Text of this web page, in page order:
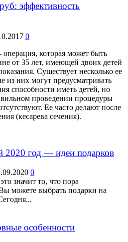
эффективность
0
которая может быть
от 35 лет, имеющей двоих детей
Существует несколько ее
из них могут предусматривать
способности иметь детей, но
проведении процедуры
Ее часто делают после
(кесарева сечения).
2020 год — идеи подарков
0
значит то, что пора
можете выбрать подарки на
особенности